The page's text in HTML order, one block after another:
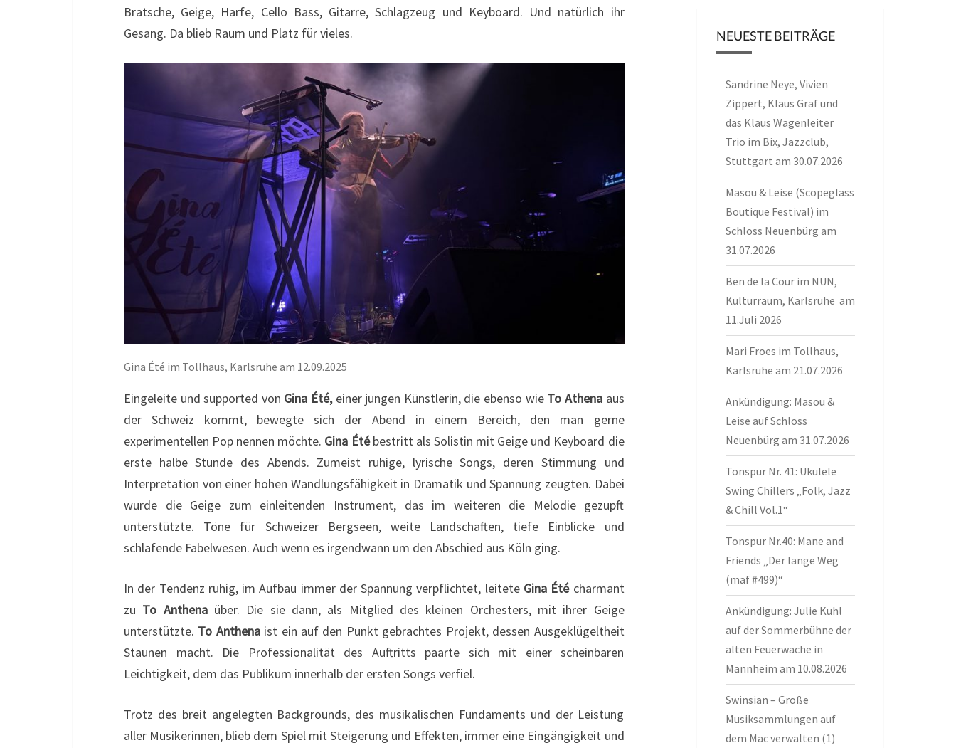
Bratsche, Geige, Harfe, Cello Bass, Gitarre, Schlagzeug und Keyboard. Und natürlich ihr
Gesang. Da blieb Raum und Platz für vieles.
Gina Été im Tollhaus, Karlsruhe am 12.09.2025
Eingeleite und supported von Gina Été,einer jungen Künstlerin, die ebenso wie To Athenaaus
der Schweiz kommt, bewegte sich der Abend in einem Bereich, den man gerne
experimentellen Pop nennen möchte. Gina Étébestritt als Solistin mit Geige und Keyboard die
erste halbe Stunde des Abends. Zumeist ruhige, lyrische Songs, deren Stimmung und
Interpretation von einer hohen Wandlungsfähigkeit in Dramatik und Spannung zeugten. Dabei
wurde die Geige zum einleitenden Instrument, das im weiteren die Melodie gezupft
unterstützte. Töne für Schweizer Bergseen, weite Landschaften, tiefe Einblicke und
schlafende Fabelwesen. Auch wenn es irgendwann um den Abschied aus Köln ging.
In der Tendenz ruhig, im Aufbau immer der Spannung verpflichtet, leitete Gina Étécharmant
zu To Anthenaüber. Die sie dann, als Mitglied des kleinen Orchesters, mit ihrer Geige
unterstützte. To Anthenaist ein auf den Punkt gebrachtes Projekt, dessen Ausgeklügeltheit
Staunen macht. Die Professionalität des Auftritts paarte sich mit einer scheinbaren
Leichtigkeit, dem das Publikum innerhalb der ersten Songs verfiel.
Trotz des breit angelegten Backgrounds, des musikalischen Fundaments und der Leistung
aller Musikerinnen, blieb dem Spiel mit Steigerung und Effekten, immer eine Eingängigkeit und
NEUESTE BEITRÄGE
Sandrine Neye, Vivien
Zippert, Klaus Graf und
das Klaus Wagenleiter
Trio im Bix, Jazzclub,
Stuttgart am 30.07.2026
Masou & Leise (Scopeglass
Boutique Festival) im
Schloss Neuenbürg am
31.07.2026
Ben de la Cour im NUN,
Kulturraum, Karlsruhe am
11.Juli 2026
Mari Froes im Tollhaus,
Karlsruhe am 21.07.2026
Ankündigung: Masou &
Leise auf Schloss
Neuenbürg am 31.07.2026
Tonspur Nr. 41: Ukulele
Swing Chillers „Folk, Jazz
& Chill Vol.1“
Tonspur Nr.40: Mane and
Friends „Der lange Weg
(maf #499)“
Ankündigung: Julie Kuhl
auf der Sommerbühne der
alten Feuerwache in
Mannheim am 10.08.2026
Swinsian – Große
Musiksammlungen auf
dem Mac verwalten (1)